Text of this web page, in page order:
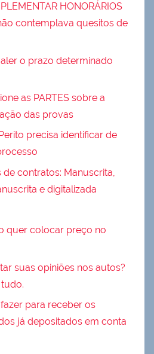
HONORÁRIOS
contemplava quesitos de
o prazo determinado
as PARTES sobre a
das provas
precisa identificar de
contratos: Manuscrita,
e digitalizada
quer colocar preço no
suas opiniões nos autos?
para receber os
já depositados em conta